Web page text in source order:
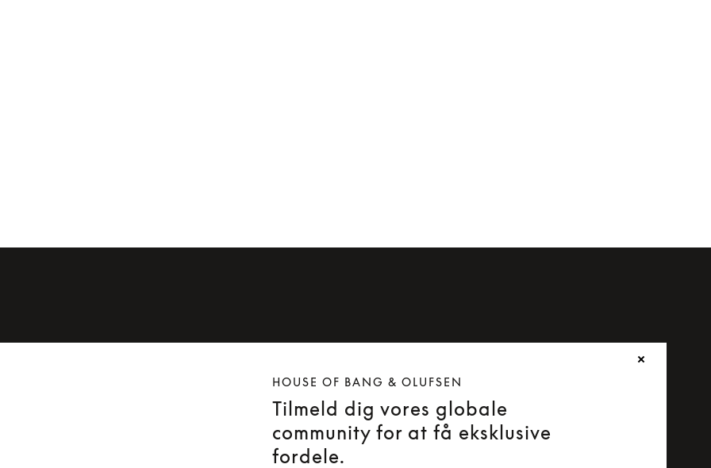
HOUSE OF BANG & OLUFSEN
Tilmeld dig vores globale
community for at få eksklusive
fordele.